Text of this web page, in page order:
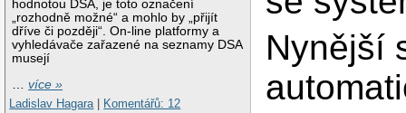
hodnotou DSA, je toto označení
„rozhodně možné“ a mohlo by „přijít
dříve či později“. On-line platformy a
vyhledávače zařazené na seznamy DSA
musejí
…více »
Ladislav Hagara| Komentářů: 12
Nynější